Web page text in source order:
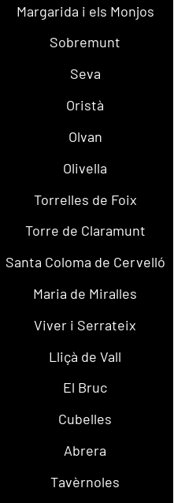
Margarida i els Monjos
Sobremunt
Seva
Oristà
Olvan
Olivella
Torrelles de Foix
Torre de Claramunt
Santa Coloma de Cervelló
Maria de Miralles
Viver i Serrateix
Lliçà de Vall
El Bruc
Cubelles
Abrera
Tavèrnoles